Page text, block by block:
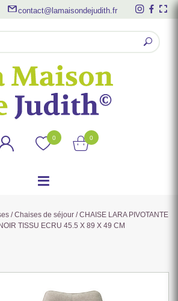
contact@lamaisondejudith.fr
0 0
/Chaises de séjour/ CHAISE LARA PIVOTANTE
TISSU ECRU 45.5 X 89 X 49 CM